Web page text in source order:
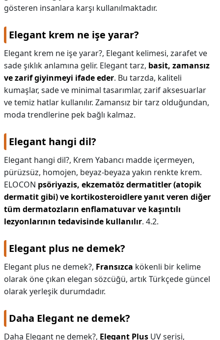
gösteren insanlara karşı kullanılmaktadır.
Elegant krem ne işe yarar?
Elegant krem ne işe yarar?, Elegant kelimesi, zarafet ve
sade şıklık anlamına gelir. Elegant tarz, basit, zamansız
ve zarif giyinmeyi ifade eder. Bu tarzda, kaliteli
kumaşlar, sade ve minimal tasarımlar, zarif aksesuarlar
ve temiz hatlar kullanılır. Zamansız bir tarz olduğundan,
moda trendlerine pek bağlı kalmaz.
Elegant hangi dil?
Elegant hangi dil?, Krem Yabancı madde içermeyen,
pürüzsüz, homojen, beyaz-beyaza yakın renkte krem.
ELOCON psöriyazis, ekzematöz dermatitler (atopik
dermatit gibi) ve kortikosteroidlere yanıt veren diğer
tüm dermatozların enflamatuvar ve kaşıntılı
lezyonlarının tedavisinde kullanılır. 4.2.
Elegant plus ne demek?
Elegant plus ne demek?, Fransızca kökenli bir kelime
olarak öne çıkan elegan sözcüğü, artık Türkçede güncel
olarak yerleşik durumdadır.
Daha Elegant ne demek?
Daha Elegant ne demek?, Elegant Plus UV serisi,